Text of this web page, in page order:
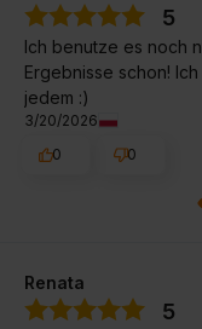
5
Ich benutze es noch
Ergebnisse schon!
jedem :)
3/20/2026
0
0
Renata
5